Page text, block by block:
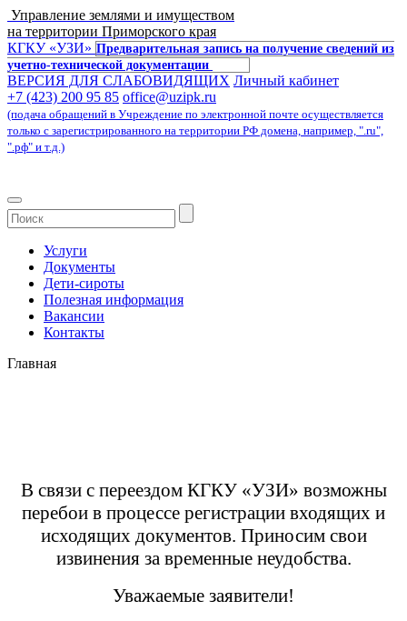
Управление землями и имуществом
на территории Приморского края
КГКУ «УЗИ» Предварительная запись на получение сведений из
учетно-технической документации
ВЕРСИЯ ДЛЯ СЛАБОВИДЯЩИХ Личный кабинет
+7 (423) 200 95 85 office@uzipk.ru
(подача обращений в Учреждение по электронной почте осуществляется
только с зарегистрированного на территории РФ домена, например, ".ru",
".рф" и т.д.)
Услуги
Документы
Дети-сироты
Полезная информация
Вакансии
Контакты
Главная
В связи с переездом КГКУ «УЗИ» возможны
перебои в процессе регистрации входящих и
исходящих документов. Приносим свои
извинения за временные неудобства.
Уважаемые заявители!